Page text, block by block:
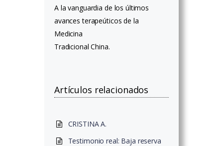
A la vanguardia de los últimos
avances terapeúticos de la
Medicina
Tradicional China.
Artículos relacionados
CRISTINA A.
Testimonio real: Baja reserva